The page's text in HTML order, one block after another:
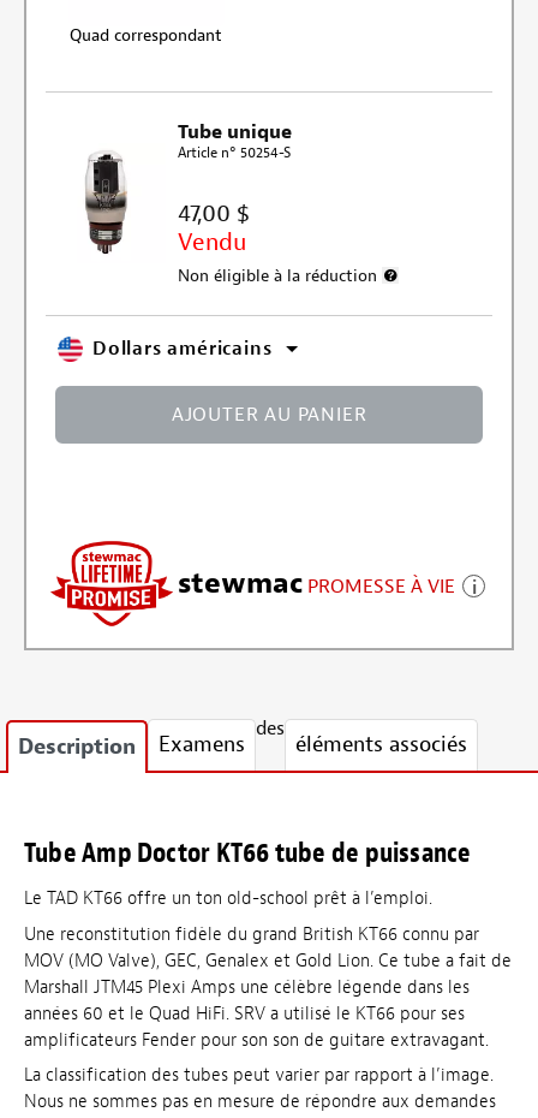
Quad correspondant
Tube unique
Article n° 50254-S
47,00 $
Vendu
Non éligible à la réduction
Dollars américains
AJOUTER AU PANIER
stewmac PROMESSE À VIE
Description Examens
des
éléments associés
Tube Amp Doctor KT66 tube de puissance
Le TAD KT66 offre un ton old-school prêt à l’emploi.
Une reconstitution fidèle du grand British KT66 connu par
MOV (MO Valve), GEC, Genalex et Gold Lion. Ce tube a fait de
Marshall JTM45 Plexi Amps une célèbre légende dans les
années 60 et le Quad HiFi. SRV a utilisé le KT66 pour ses
amplificateurs Fender pour son son de guitare extravagant.
La classification des tubes peut varier par rapport à l’image.
Nous ne sommes pas en mesure de répondre aux demandes